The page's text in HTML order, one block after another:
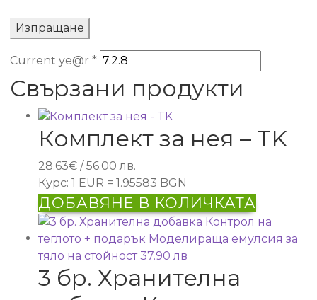
Current ye@r *
Свързани продукти
Комплект за нея – TK
28.63€ / 56.00 лв.
Курс: 1 EUR = 1.95583 BGN
ДОБАВЯНЕ В КОЛИЧКАТА
3 бр. Хранителна